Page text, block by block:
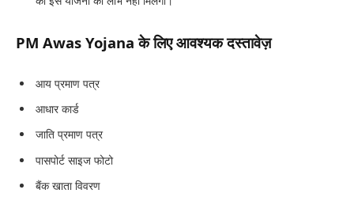
PM Awas Yojana के लिए आवश्यक दस्तावेज़
आय प्रमाण पत्र
आधार कार्ड
जाति प्रमाण पत्र
पासपोर्ट साइज फोटो
बैंक खाता विवरण